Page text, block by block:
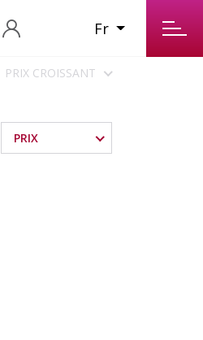
Fr
PRIX CROISSANT
PRIX